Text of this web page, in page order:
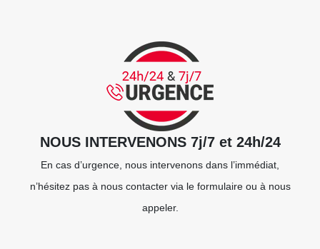
NOUS INTERVENONS 7j/7 et 24h/24
En cas d’urgence, nous intervenons dans l’immédiat,
n’hésitez pas à nous contacter via le formulaire ou à nous
appeler.